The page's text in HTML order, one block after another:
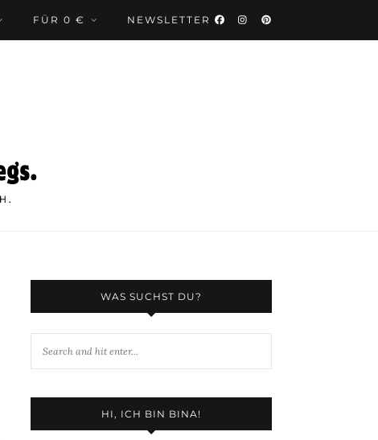
FÜR 0 € NEWSLETTER
WAS SUCHST DU?
HI, ICH BIN BINA!